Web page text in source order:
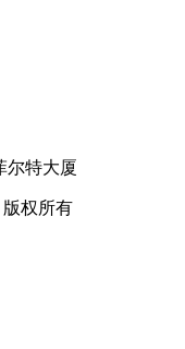
尔特大厦
版权所有